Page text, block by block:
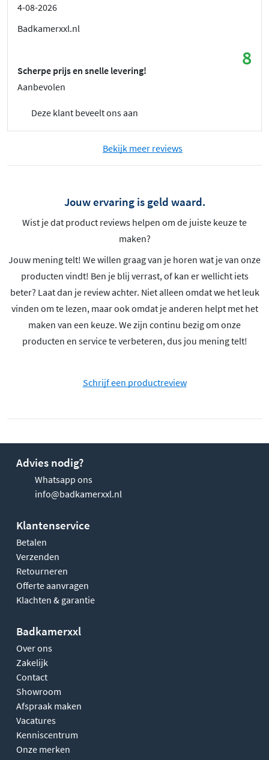
4-08-2026
Badkamerxxl.nl
8
Scherpe prijs en snelle levering!
Aanbevolen
Deze klant beveelt ons aan
Bekijk meer reviews
Jouw ervaring is geld waard.
Wist je dat product reviews helpen om de juiste keuze te
maken?
Jouw mening telt! We willen graag van je horen wat je van onze
producten vindt! Ben je blij verrast, of kan er wellicht iets
beter? Laat dan je review achter. Niet alleen omdat we het leuk
vinden om te lezen, maar ook omdat je anderen helpt met het
maken van een keuze. We zijn continu bezig om onze
producten en service te verbeteren, dus jou mening telt!
Schrijf een productreview
Advies nodig?
Whatsapp ons
info@badkamerxxl.nl
Klantenservice
Betalen
Verzenden
Retourneren
Offerte aanvragen
Klachten & garantie
Badkamerxxl
Over ons
Zakelijk
Contact
Showroom
Afspraak maken
Vacatures
Kenniscentrum
Onze merken